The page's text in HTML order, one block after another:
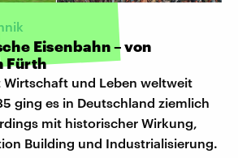
Eisenbahn – von
Fürth
Wirtschaft und Leben weltweit
ging es in Deutschland ziemlich
mit historischer Wirkung,
Building und Industrialisierung.